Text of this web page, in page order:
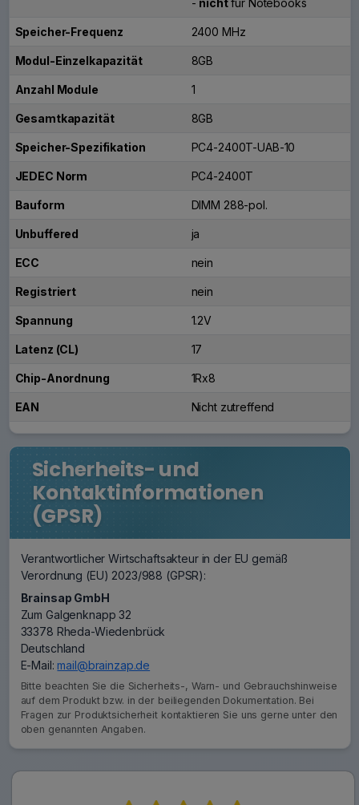
Speicher-Frequenz 2400 MHz
Modul-Einzelkapazität 8GB
Anzahl Module 1
Gesamtkapazität 8GB
Speicher-Spezifikation PC4-2400T-UAB-10
JEDEC Norm PC4-2400T
Bauform DIMM 288-pol.
Unbuffered ja
ECC nein
Registriert nein
Spannung 1.2V
Latenz (CL) 17
Chip-Anordnung 1Rx8
EAN Nicht zutreffend
Sicherheits- und
Kontaktinformationen
(GPSR)
Verantwortlicher Wirtschaftsakteur in der EU gemäß
Verordnung (EU) 2023/988 (GPSR):
Brainsap GmbH
Zum Galgenknapp 32
33378 Rheda-Wiedenbrück
Deutschland
E-Mail:mail@brainzap.de
Bitte beachten Sie die Sicherheits-, Warn- und Gebrauchshinweise
auf dem Produkt bzw. in der beiliegenden Dokumentation. Bei
Fragen zur Produktsicherheit kontaktieren Sie uns gerne unter den
oben genannten Angaben.